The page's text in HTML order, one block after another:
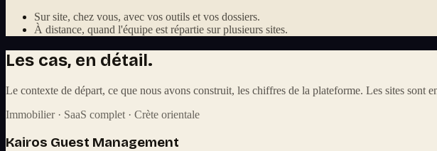
Sur site, chez vous, avec vos outils et vos dossiers.
À distance, quand l'équipe est répartie sur plusieurs sites.
Les cas, en détail.
Le contexte de départ, ce que nous avons construit, les chiffres de la plateforme. Les sites sont
Immobilier · SaaS complet · Crète orientale
Kairos Guest Management